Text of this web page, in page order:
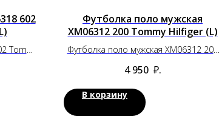
602
Tommy
Футболка поло мужская
XM06312 200 Tommy Hilfiger (L)
Футболка поло мужская XM06312 200
4 950 ₽.
В корзину